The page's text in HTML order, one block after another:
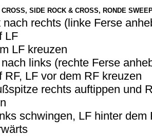
SIDE ROCK & CROSS, RONDE
nach rechts (linke Ferse
LF
LF kreuzen
links (rechte Ferse
RF, LF vor dem RF kreuzen
rechts auftippen und
schwingen, LF hinter dem